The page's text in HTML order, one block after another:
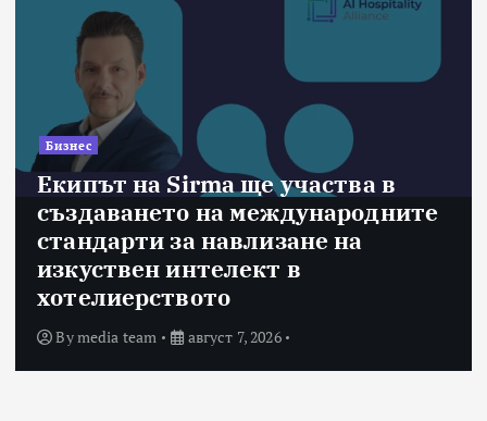
Бизнес
Екипът на Sirma ще участва в
създаването на международните
стандарти за навлизане на
изкуствен интелект в
хотелиерството
Bymedia team август 7, 2026